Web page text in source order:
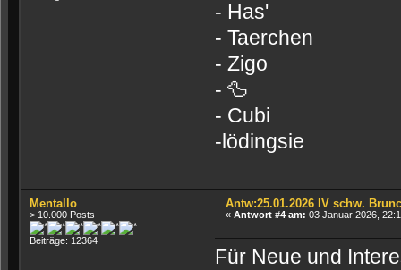
- Has'
- Taerchen
- Zigo
- 🦆
- Cubi
-lödingsie
Mentallo
> 10.000 Posts
Beiträge: 12364
Antw:25.01.2026 IV schw.
«Antwort #4 am: 03 Januar 2026,
Für Neue und